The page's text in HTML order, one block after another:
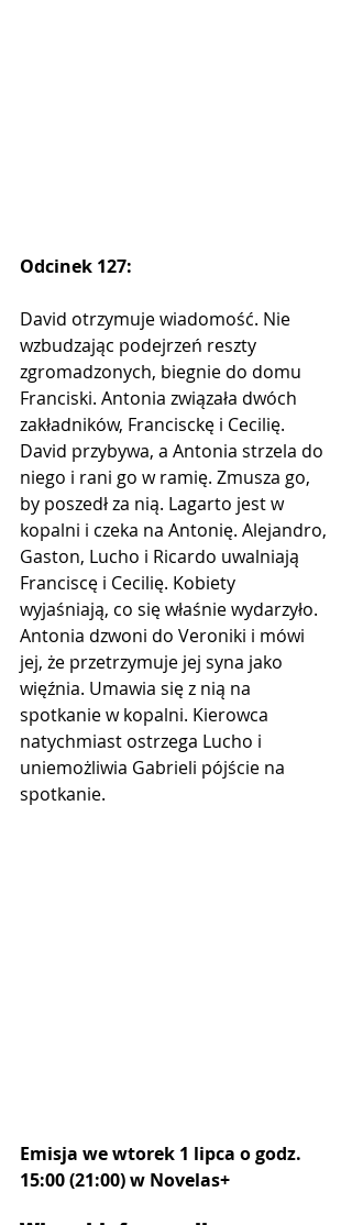
Odcinek 127:
David otrzymuje wiadomość. Nie
wzbudzając podejrzeń reszty
zgromadzonych, biegnie do domu
Franciski. Antonia związała dwóch
zakładników, Francisckę i Cecilię.
David przybywa, a Antonia strzela do
niego i rani go w ramię. Zmusza go,
by poszedł za nią. Lagarto jest w
kopalni i czeka na Antonię. Alejandro,
Gaston, Lucho i Ricardo uwalniają
Franciscę i Cecilię. Kobiety
wyjaśniają, co się właśnie wydarzyło.
Antonia dzwoni do Veroniki i mówi
jej, że przetrzymuje jej syna jako
więźnia. Umawia się z nią na
spotkanie w kopalni. Kierowca
natychmiast ostrzega Lucho i
uniemożliwia Gabrieli pójście na
spotkanie.
Emisja we wtorek 1 lipca o godz.
15:00 (21:00) w Novelas+